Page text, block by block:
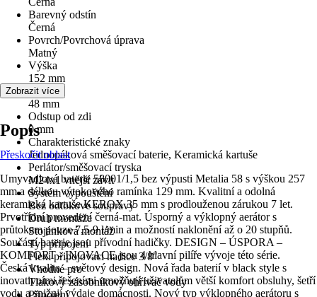
Barevný odstín
Černá
Povrch/Povrchová úprava
Matný
Výška
152 mm
Šířka
48 mm
Odstup od zdi
0 mm
Charakteristické znaky
Jednopáková směšovací baterie, Keramická kartuše
Perlátor/směšovací tryska
M24x1 vnější závit
Systém vypouštění
Bez odtokové soupravy
Druh montáže
Stojánková montáž
Typ připojení
Flexi připojovací hadice 3/8"
Vhodné pro
Tlakový zásobníkový ohřívač vody
Připojení
Zobrazit více
Popis
Přeskočit oblast
Umyvadlová baterie 58001/1,5 bez výpusti Metalia 58 s výškou 257
mm a délkou výtokového ramínka 129 mm. Kvalitní a odolná
keramická kartuše KEROX 35 mm s prodlouženou zárukou 7 let.
Prvotřídní provedení černá-mat. Úsporný a výklopný aerátor s
průtokem pouze 7,5-9 l/min a možností naklonění až o 20 stupňů.
Součástí baterie jsou přívodní hadičky. DESIGN – ÚSPORA –
KOMFORT - INOVACE jsou 4 hlavní pilíře vývoje této série.
Česká kvalita – světový design. Nová řada baterií v black style s
inovativními řešeními umožňují uživatelům větší komfort obsluhy, šetří
vodu a snižují výdaje domácnosti. Nový typ výklopného aerátoru s